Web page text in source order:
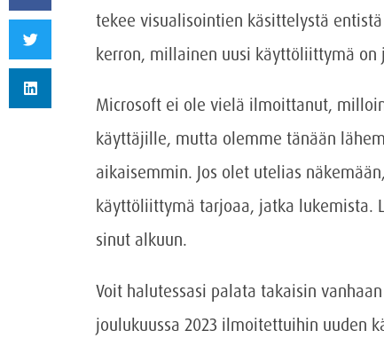
tekee visualisointien käsittelystä
kerron, millainen uusi käyttöliittymä
Microsoft ei ole vielä ilmoittanut,
käyttäjille, mutta olemme tänään
aikaisemmin. Jos olet utelias
käyttöliittymä tarjoaa, jatka lukemista.
sinut alkuun.
Voit halutessasi palata takaisin
joulukuussa 2023 ilmoitettuihin uuden